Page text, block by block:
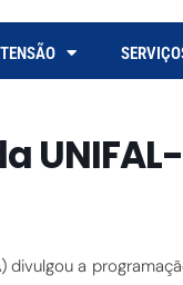
divulgou a